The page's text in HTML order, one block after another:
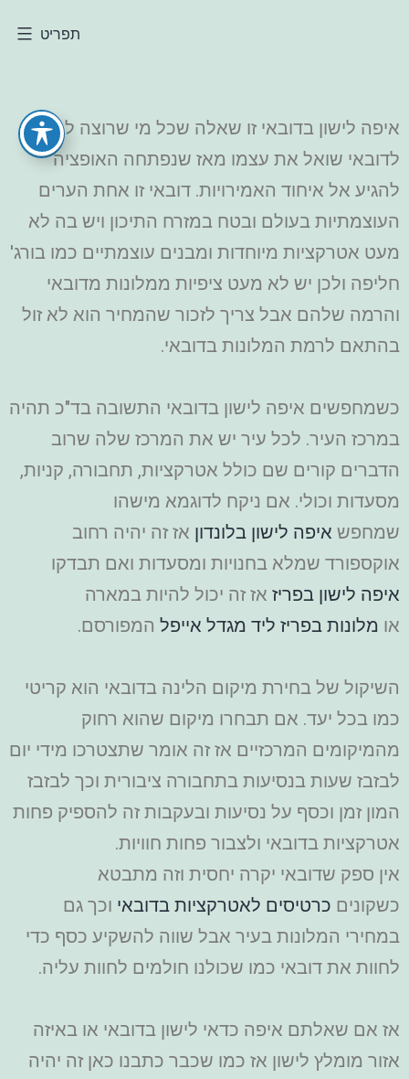
תפריט
איפה לישון בדובאי זו שאלה שכל מי שרוצה להגיע
לדובאי שואל את עצמו מאז שנפתחה האופציה
להגיע אל איחוד האמירויות. דובאי זו אחת הערים
העוצמתיות בעולם ובטח במזרח התיכון ויש בה לא
מעט אטרקציות מיוחדות ומבנים עוצמתיים כמו בורג'
חליפה ולכן יש לא מעט ציפיות ממלונות מדובאי
והרמה שלהם אבל צריך לזכור שהמחיר הוא לא זול
בהתאם לרמת המלונות בדובאי.
כשמחפשים איפה לישון בדובאי התשובה בד"כ תהיה
במרכז העיר. לכל עיר יש את המרכז שלה שרוב
הדברים קורים שם כולל אטרקציות, תחבורה, קניות,
מסעדות וכולי. אם ניקח לדוגמא מישהו
שמחפש איפה לישון בלונדון אז זה יהיה רחוב
אוקספורד שמלא בחנויות ומסעדות ואם תבדקו
איפה לישון בפריז אז זה יכול להיות במארה
או מלונות בפריז ליד מגדל אייפל המפורסם.
השיקול של בחירת מיקום הלינה בדובאי הוא קריטי
כמו בכל יעד. אם תבחרו מיקום שהוא רחוק
מהמיקומים המרכזיים אז זה אומר שתצטרכו מידי יום
לבזבז שעות בנסיעות בתחבורה ציבורית וכך לבזבז
המון זמן וכסף על נסיעות ובעקבות זה להספיק פחות
אטרקציות בדובאי ולצבור פחות חוויות.
אין ספק שדובאי יקרה יחסית וזה מתבטא
כשקונים כרטיסים לאטרקציות בדובאי וכך גם
במחירי המלונות בעיר אבל שווה להשקיע כסף כדי
לחוות את דובאי כמו שכולנו חולמים לחוות עליה.
אז אם שאלתם איפה כדאי לישון בדובאי או באיזה
אזור מומלץ לישון אז כמו שכבר כתבנו כאן זה יהיה